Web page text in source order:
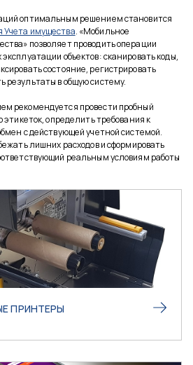
оптимальным решением становится
Учета имущества. «Мобильное
позволяет проводить операции
объектов: сканировать коды,
состояние, регистрировать
результаты в общую систему.
рекомендуется провести пробный
этикеток, определить требования к
с действующей учетной системой.
лишних расходов и сформировать
реальным условиям работы
ПРИНТЕРЫ